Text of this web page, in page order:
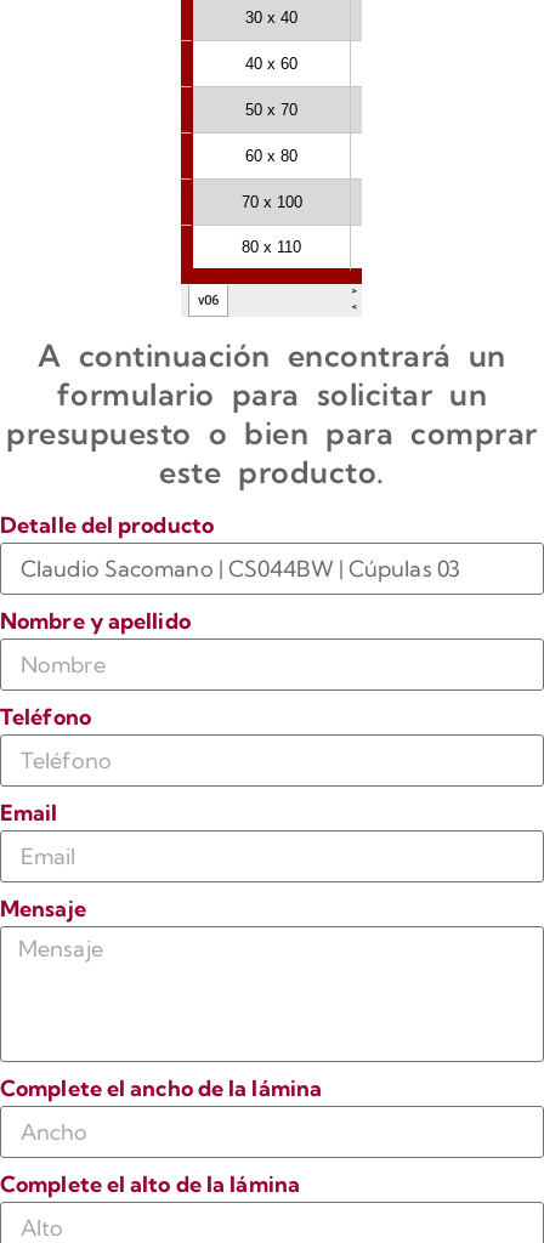
A continuación encontrará un
formulario para solicitar un
presupuesto o bien para comprar
este producto.
Detalle del producto
Nombre y apellido
Teléfono
Email
Mensaje
Complete el ancho de la lámina
Complete el alto de la lámina